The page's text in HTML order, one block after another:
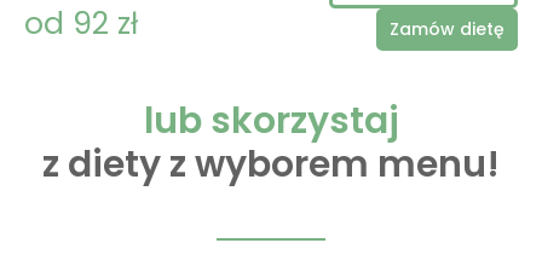
od 92 zł
Zamów dietę
lub skorzystaj
z diety z wyborem menu!